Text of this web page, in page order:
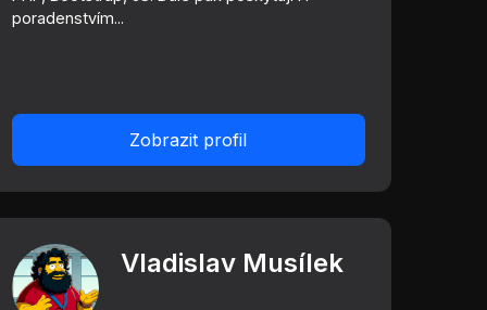
poradenstvím...
Zobrazit profil
Vladislav Musílek